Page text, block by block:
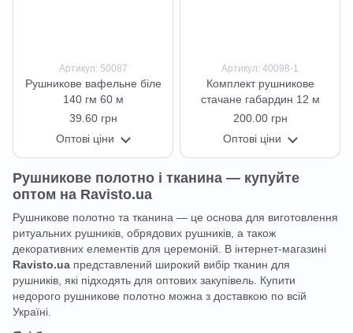
Артикул: 50087
Рушникове вафельне біле
140 гм 60 м
39.60 грн
Оптові ціни
Артикул: 40098-1
Комплект рушникове
стачане габардин 12 м
200.00 грн
Оптові ціни
Рушникове полотно і тканина — купуйте
оптом на Ravisto.ua
Рушникове полотно та тканина — це основа для виготовлення
ритуальних рушників, обрядових рушників, а також
декоративних елементів для церемоній. В інтернет-магазині
Ravisto.ua представлений широкий вибір тканин для
рушників, які підходять для оптових закупівель. Купити
недорого рушникове полотно можна з доставкою по всій
Україні.